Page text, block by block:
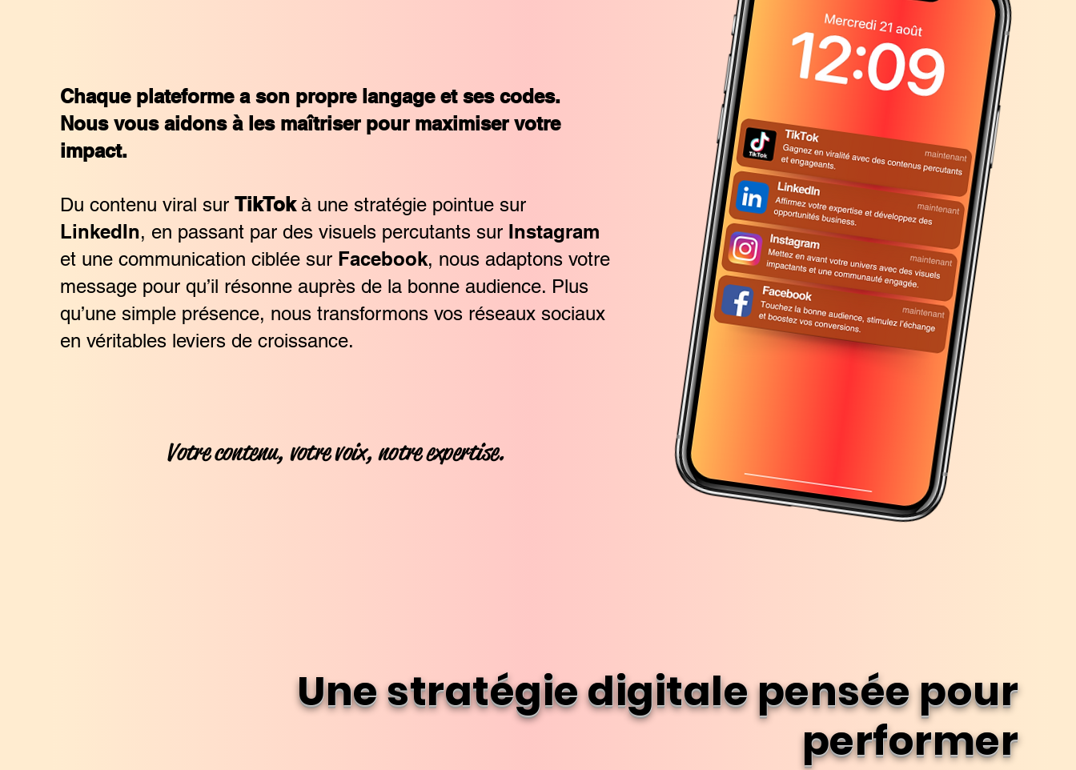
Chaque plateforme a son propre langage et ses codes.
Nous vous aidons à les maîtriser pour maximiser votre
impact.
Du contenu viral sur TikTokà une stratégie pointue sur
LinkedIn, en passant par des visuels percutants sur Instagram
et une communication ciblée sur Facebook, nous adaptons votre
message pour qu’il résonne auprès de la bonne audience. Plus
qu’une simple présence, nous transformons vos réseaux sociaux
en véritables leviers de croissance.
Votre contenu, votre voix, notre expertise.
Une stratégie digitale pensée pour
performer